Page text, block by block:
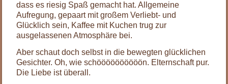
dass es riesig Spaß gemacht hat. Allgemeine
Aufregung, gepaart mit großem Verliebt- und
Glücklich sein, Kaffee mit Kuchen trug zur
ausgelassenen Atmosphäre bei.
Aber schaut doch selbst in die bewegten glücklichen
Gesichter. Oh, wie schöööööööööön. Elternschaft pur.
Die Liebe ist überall.